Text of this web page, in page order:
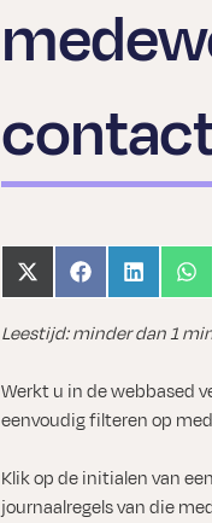
Share
on
(Twitter)
Share
on
Share
on on
Leestijd: minder dan 1
Werkt u in de webbased
eenvoudig filteren op
Klik op de initialen van
journaalregels van die